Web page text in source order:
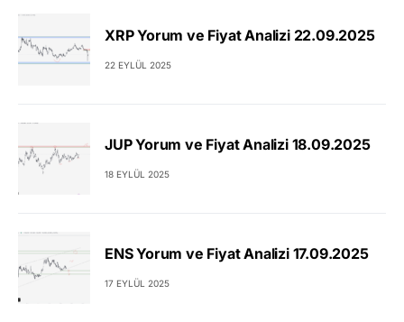
XRP Yorum ve Fiyat Analizi 22.09.2025
22 EYLÜL 2025
JUP Yorum ve Fiyat Analizi 18.09.2025
18 EYLÜL 2025
ENS Yorum ve Fiyat Analizi 17.09.2025
17 EYLÜL 2025